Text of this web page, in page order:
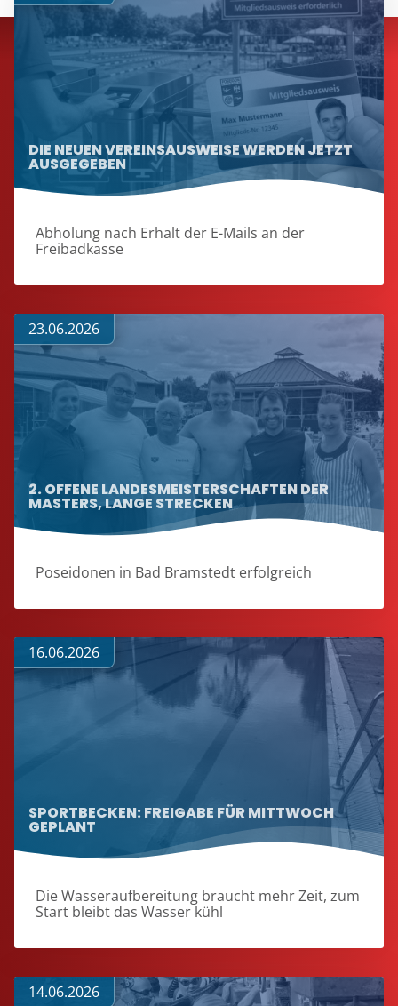
DIE NEUEN VEREINSAUSWEISE WERDEN JETZT
AUSGEGEBEN
Abholung nach Erhalt der E-Mails an der
Freibadkasse
23.06.2026
2. OFFENE LANDESMEISTERSCHAFTEN DER
MASTERS, LANGE STRECKEN
Poseidonen in Bad Bramstedt erfolgreich
16.06.2026
SPORTBECKEN: FREIGABE FÜR MITTWOCH
GEPLANT
Die Wasseraufbereitung braucht mehr Zeit, zum
Start bleibt das Wasser kühl
14.06.2026